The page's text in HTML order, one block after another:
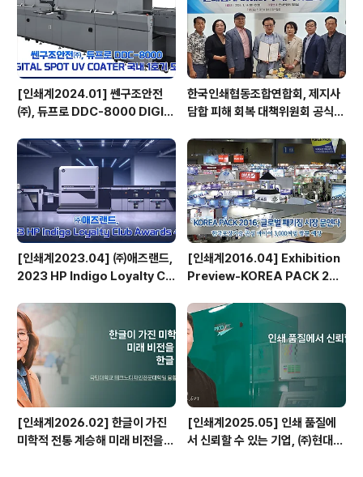
[인쇄계2024.01] 쎈구조안전
㈜, 듀프로 DDC-8000 DIGIT
1호기 도입
한국인쇄협동조합연합회, 제지사
담합 피해 회복 대책위원회 공식
[인쇄계2023.04] ㈜애즈랜드,
2023 HP Indigo Loyalty Clu
[인쇄계2016.04] Exhibition
Preview-KOREA PACK 201
[인쇄계2026.02] 한글이 가진
미학적 전통 계승해 미래 비전을
[인쇄계2025.05] 인쇄 품질에
서 신뢰할 수 있는 기업, ㈜현대프